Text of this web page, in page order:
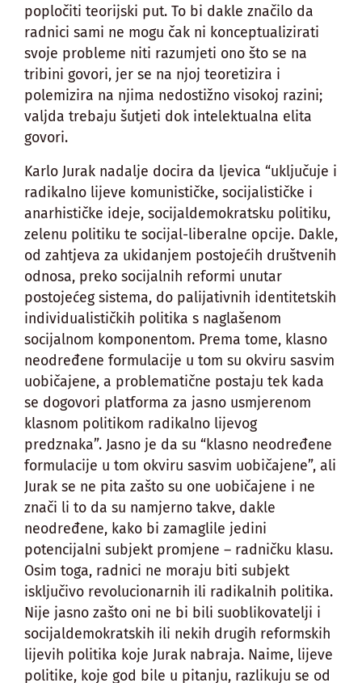
popločiti teorijski put. To bi dakle značilo da
radnici sami ne mogu čak ni konceptualizirati
svoje probleme niti razumjeti ono što se na
tribini govori, jer se na njoj teoretizira i
polemizira na njima nedostižno visokoj razini;
valjda trebaju šutjeti dok intelektualna elita
govori.
Karlo Jurak nadalje docira da ljevica “uključuje i
radikalno lijeve komunističke, socijalističke i
anarhističke ideje, socijaldemokratsku politiku,
zelenu politiku te socijal-liberalne opcije. Dakle,
od zahtjeva za ukidanjem postojećih društvenih
odnosa, preko socijalnih reformi unutar
postojećeg sistema, do palijativnih identitetskih
individualističkih politika s naglašenom
socijalnom komponentom. Prema tome, klasno
neodređene formulacije u tom su okviru sasvim
uobičajene, a problematične postaju tek kada
se dogovori platforma za jasno usmjerenom
klasnom politikom radikalno lijevog
predznaka”. Jasno je da su “klasno neodređene
formulacije u tom okviru sasvim uobičajene”, ali
Jurak se ne pita zašto su one uobičajene i ne
znači li to da su namjerno takve, dakle
neodređene, kako bi zamaglile jedini
potencijalni subjekt promjene – radničku klasu.
Osim toga, radnici ne moraju biti subjekt
isključivo revolucionarnih ili radikalnih politika.
Nije jasno zašto oni ne bi bili suoblikovatelji i
socijaldemokratskih ili nekih drugih reformskih
lijevih politika koje Jurak nabraja. Naime, lijeve
politike, koje god bile u pitanju, razlikuju se od